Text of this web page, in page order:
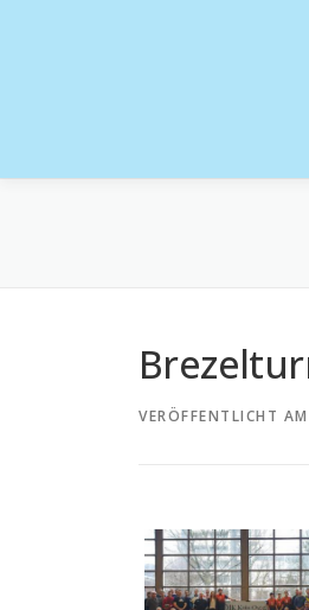
VERÖFFENTLICHT AM